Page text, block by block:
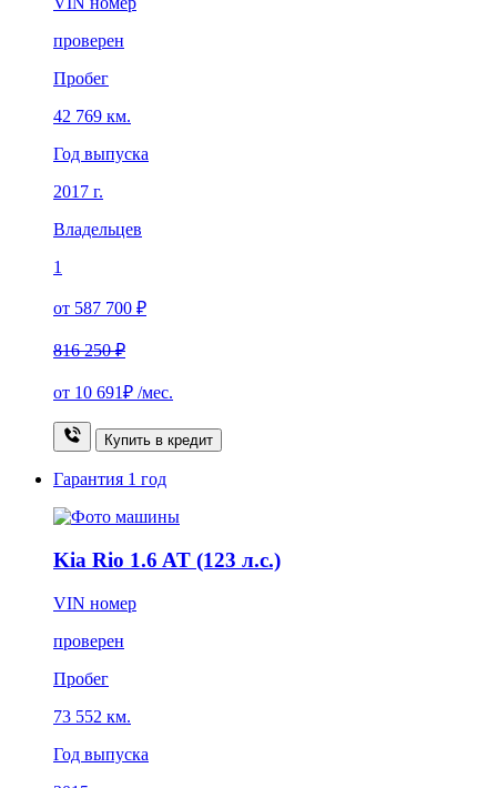
проверен
Пробег
42 769 км.
Год выпуска
2017 г.
Владельцев
1
от 587 700 ₽
816 250 ₽
от 10 691₽ /мес.
Купить в кредит
Гарантия 1 год
Kia Rio 1.6 AT (123 л.с.)
VIN номер
проверен
Пробег
73 552 км.
Год выпуска